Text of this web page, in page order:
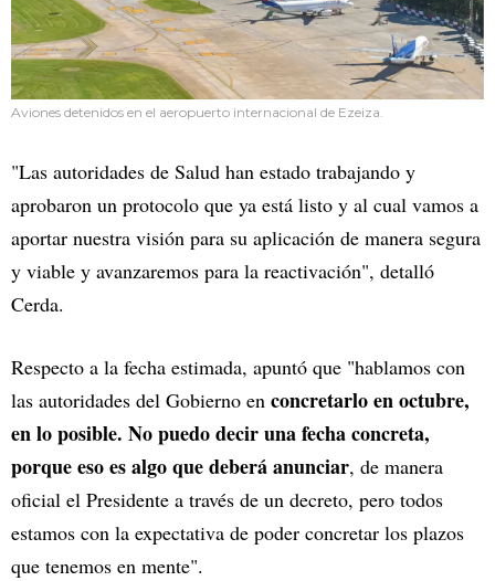
Aviones detenidos en el aeropuerto internacional de Ezeiza.
"Las autoridades de Salud han estado trabajando y
aprobaron un protocolo que ya está listo y al cual vamos a
aportar nuestra visión para su aplicación de manera segura
y viable y avanzaremos para la reactivación", detalló
Cerda.
Respecto a la fecha estimada, apuntó que "hablamos con
las autoridades del Gobierno en concretarlo en octubre,
en lo posible. No puedo decir una fecha concreta,
porque eso es algo que deberá anunciar, de manera
oficial el Presidente a través de un decreto, pero todos
estamos con la expectativa de poder concretar los plazos
que tenemos en mente".